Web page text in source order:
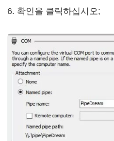
6. 확인을 클릭하십시오;